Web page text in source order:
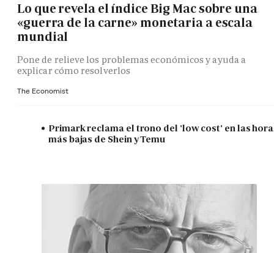
Lo que revela el índice Big Mac sobre una
«guerra de la carne» monetaria a escala
mundial
Pone de relieve los problemas económicos y ayuda a
explicar cómo resolverlos
The Economist
Primark reclama el trono del 'low cost' en las
más bajas de Shein y Temu